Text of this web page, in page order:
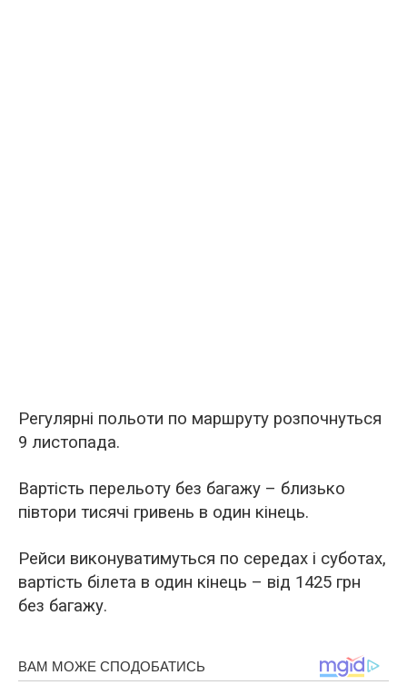
Регулярні польоти по маршруту розпочнуться
9 листопада.
Вартість перельоту без багажу – близько
півтори тисячі гривень в один кінець.
Рейси виконуватимуться по середах і суботах,
вартість білета в один кінець – від 1425 грн
без багажу.